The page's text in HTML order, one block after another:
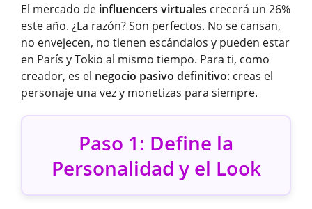
El mercado de influencers virtuales crecerá un 26%
este año. ¿La razón? Son perfectos. No se cansan,
no envejecen, no tienen escándalos y pueden estar
en París y Tokio al mismo tiempo. Para ti, como
creador, es el negocio pasivo definitivo: creas el
personaje una vez y monetizas para siempre.
Paso 1: Define la
Personalidad y el Look